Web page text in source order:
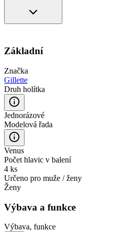
Základní
Značka
Gillette
Druh holítka
Jednorázové
Modelová řada
Venus
Počet hlavic v balení
4 ks
Určeno pro muže / ženy
Ženy
Výbava a funkce
Výbava, funkce